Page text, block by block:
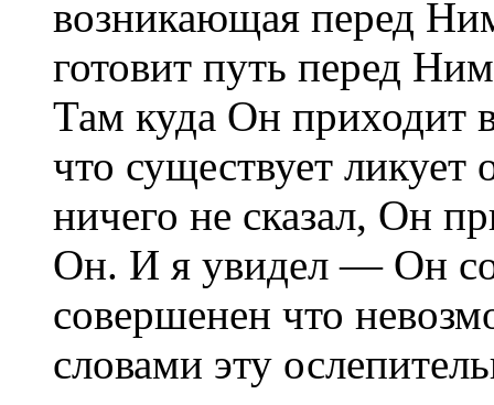
возникающая перед
готовит путь перед
Там куда Он приходит
что существует ликует
ничего не сказал, Он
Он. И я увидел — Он
совершенен что
словами эту